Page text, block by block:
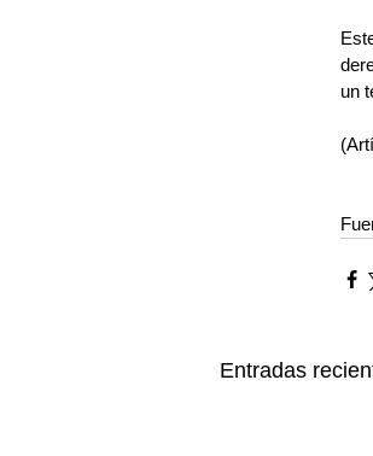
un
Entradas